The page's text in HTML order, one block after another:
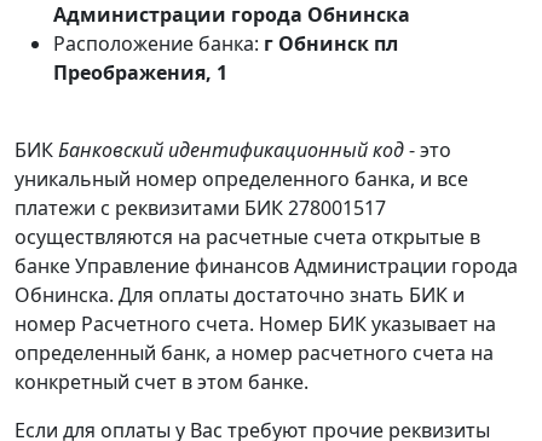
Администрации города Обнинска
Расположение банка: г Обнинск пл
Преображения, 1
БИКБанковский идентификационный код- это
уникальный номер определенного банка, и все
платежи с реквизитами БИК 278001517
осуществляются на расчетные счета открытые в
банке Управление финансов Администрации города
Обнинска. Для оплаты достаточно знать БИК и
номер Расчетного счета. Номер БИК указывает на
определенный банк, а номер расчетного счета на
конкретный счет в этом банке.
Если для оплаты у Вас требуют прочие реквизиты